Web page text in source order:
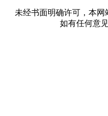
未经书面明确许可，本
如有任何意